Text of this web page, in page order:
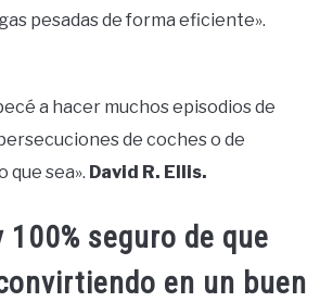
pesadas de forma eficiente».
a hacer muchos episodios de
de coches o de
que sea». David R. Ellis.
100% seguro de que
en un buen